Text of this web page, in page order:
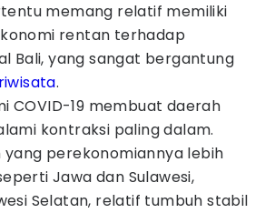
memang relatif memiliki
rentan terhadap
Bali, yang sangat bergantung
.
COVID-19 membuat daerah
kontraksi paling dalam.
yang perekonomiannya lebih
Jawa dan Sulawesi,
Selatan, relatif tumbuh stabil